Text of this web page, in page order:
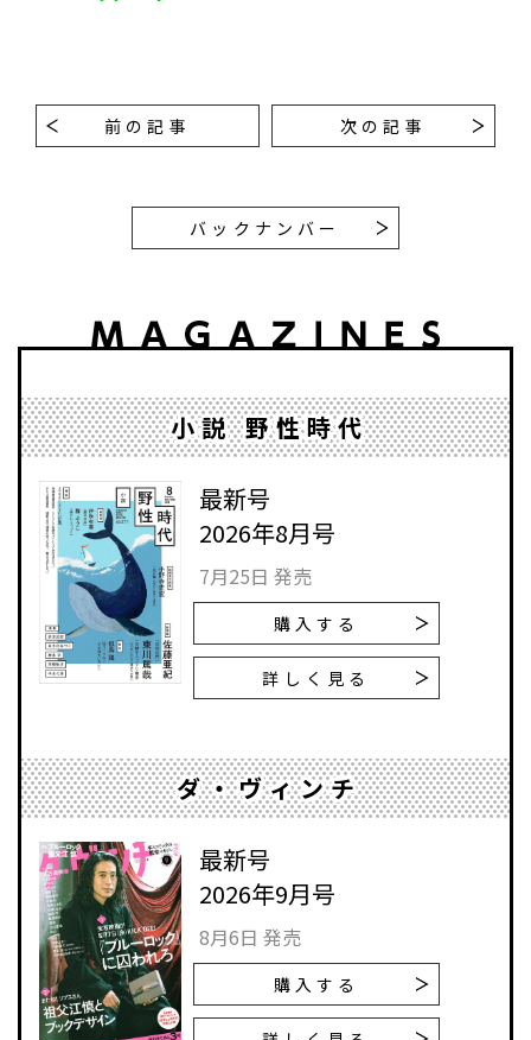
前の記事 次の記事
バックナンバー
小説 野性時代
最新号
2026年8月号
7月25日 発売
購入する
詳しく見る
ダ・ヴィンチ
最新号
2026年9月号
8月6日 発売
購入する